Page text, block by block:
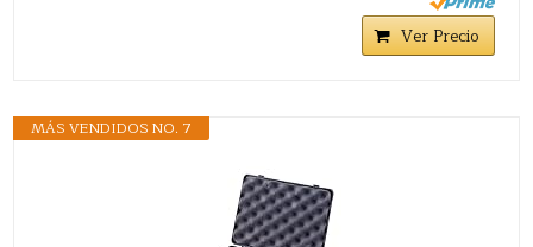
Ver Precio
MÁS VENDIDOS NO. 7